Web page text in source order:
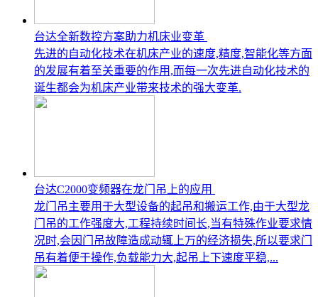
台达全新数控方案助力机床业变革
先进的自动化技术在机床产业的速度,精度,智能化等方面
的发展有着至关重要的作用,而每一次先进自动化技术的
诞生都会为机床产业带来技术的强大变革.
台达C2000变频器在龙门吊上的应用
龙门吊主要用于大型设备的起吊和搬运工作,由于大型龙
门吊的工作强度大,工程持续时间长,当有特殊作业要求情
况时,会因门吊故障造成动辄上万的经济损失,所以要求门
吊有着便于操作,负载能力大,起吊上下速度平稳,...